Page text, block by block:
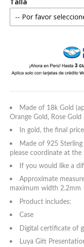
-- Por favor
7 estándar - 4
8 estándar
9 estándar - 5
10 estándar
11 estándar
12 estándar - 6
Made of 18k Gold
Orange Gold, Rose Gold
In gold, the final
Made of 925
please coordinate at
If you would like a
Approximate
maximum width 2.2mm
Product includes:
Case
Digital certificate of
Luya Gift